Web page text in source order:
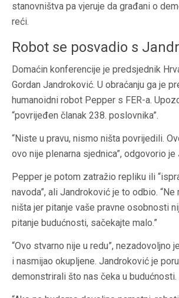
stanovništva pa vjeruje da građani o
reći.
Robot se posvadio s
Domaćin konferencije je predsjednik
Gordan Jandroković. U obraćanju ga je
humanoidni robot Pepper s FER-a.
“povrijeđen članak 238. poslovnika”.
“Niste u pravu, nismo ništa povrijedili.
ovo nije plenarna sjednica”, odgovorio je
Pepper je potom zatražio repliku ili
navoda”, ali Jandroković je to odbio.
ništa jer pitanje vaše pravne osobnosti
pitanje budućnosti, sačekajte malo.”
“Ovo stvarno nije u redu”, nezadovoljno
i nasmijao okupljene. Jandroković je
demonstrirali što nas čeka u budućnosti.